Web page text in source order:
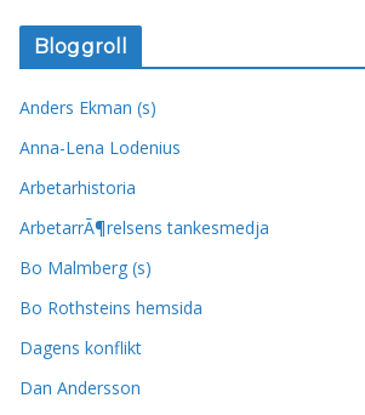
Bloggroll
Anders Ekman (s)
Anna-Lena Lodenius
Arbetarhistoria
ArbetarrÃ¶relsens tankesmedja
Bo Malmberg (s)
Bo Rothsteins hemsida
Dagens konflikt
Dan Andersson